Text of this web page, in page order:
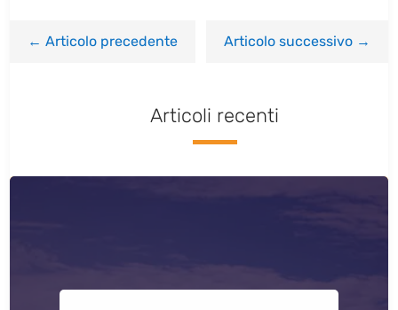
←Articolo precedente Articolo successivo→
Articoli recenti